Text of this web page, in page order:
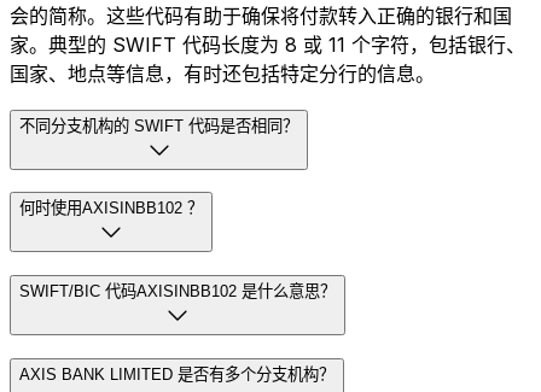
会的简称。这些代码有助于确保将付款转入正确的银行和国
家。典型的 SWIFT 代码长度为 8 或 11 个字符，包括银行、
国家、地点等信息，有时还包括特定分行的信息。
不同分支机构的 SWIFT 代码是否相同？
何时使用AXISINBB102 ？
SWIFT/BIC 代码AXISINBB102 是什么意思？
AXIS BANK LIMITED 是否有多个分支机构？